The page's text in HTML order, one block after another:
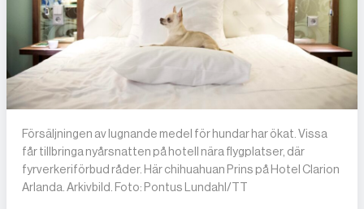
Försäljningen av lugnande medel för hundar har ökat. Vissa
får tillbringa nyårsnatten på hotell nära flygplatser, där
fyrverkeriförbud råder. Här chihuahuan Prins på Hotel Clarion
Arlanda. Arkivbild. Foto: Pontus Lundahl/TT